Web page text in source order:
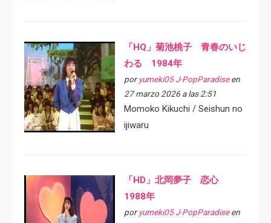
「HQ」菊池桃子 青春のいじ
わる 1984年
por yumeki05 J-PopParadiseen
27 marzo 2026 a las 2:51
Momoko Kikuchi / Seishun no
ijiwaru
「HD」北岡夢子 恋心
1988年
por yumeki05 J-PopParadiseen